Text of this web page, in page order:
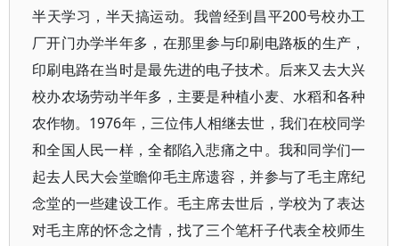
半天学习，半天搞运动。我曾经到昌平200号校办工
厂开门办学半年多，在那里参与印刷电路板的生产，
印刷电路在当时是最先进的电子技术。后来又去大兴
校办农场劳动半年多，主要是种植小麦、水稻和各种
农作物。1976年，三位伟人相继去世，我们在校同学
和全国人民一样，全都陷入悲痛之中。我和同学们一
起去人民大会堂瞻仰毛主席遗容，并参与了毛主席纪
念堂的一些建设工作。毛主席去世后，学校为了表达
对毛主席的怀念之情，找了三个笔杆子代表全校师生